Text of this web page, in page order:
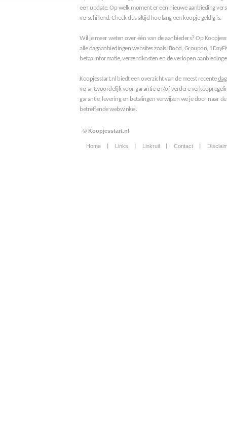
een update. Op welk moment er een nieuwe aanbieding
verschillend. Check dus altijd hoe lang een koopje geldig is.
Wil je meer weten over één van de aanbieders? Op
alle dagaanbiedingen websites zoals iBood, Groupon,
betaalinformatie, verzendkosten en de verlopen
Koopjesstart.nl biedt een overzicht van de meest recente
verantwoordelijk voor garantie en/of verdere
garantie, levering en betalingen verwijzen we je door naar
betreffende webwinkel.
© Koopjesstart.nl
Home Links Linkruil Contact